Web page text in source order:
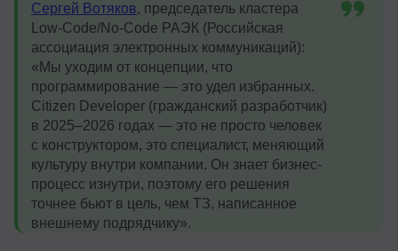
Сергей Вотяков, председатель кластера
Low-Code/No-Code РАЭК (Российская
ассоциация электронных коммуникаций):
«Мы уходим от концепции, что
программирование — это удел избранных.
Citizen Developer (гражданский разработчик)
в 2025–2026 годах — это не просто человек
с конструктором, это специалист, меняющий
культуру внутри компании. Он знает бизнес-
процесс изнутри, поэтому его решения
точнее бьют в цель, чем ТЗ, написанное
внешнему подрядчику».